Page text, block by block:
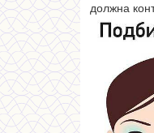
должна